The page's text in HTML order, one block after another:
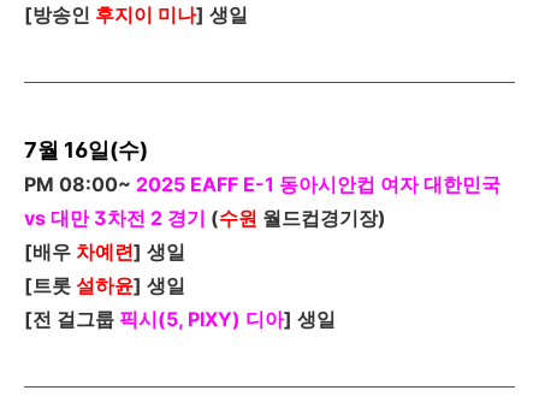
[방송인 후지이 미나] 생일
7월 16일(수)
PM 08:00~ 2025 EAFF E-1 동아시안컵 여자 대한민국
vs 대만 3차전 2 경기 (수원 월드컵경기장)
[배우 차예련] 생일
[트롯 설하윤] 생일
[전 걸그룹 픽시(5, PIXY) 디아] 생일